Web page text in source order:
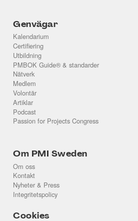
Genvägar
Kalendarium
Certifiering
Utbildning
PMBOK Guide® & standarder
Nätverk
Medlem
Volontär
Artiklar
Podcast
Passion for Projects Congress
Om PMI Sweden
Om oss
Kontakt
Nyheter & Press
Integritetspolicy
Cookies